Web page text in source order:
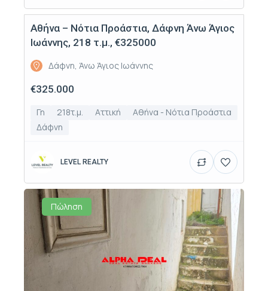
Πώληση
Αθήνα – Νότια Προάστια, Δάφνη Άνω Άγιος
Ιωάννης, 218 τ.μ., €325000
Δάφνη, Άνω Άγιος Ιωάννης
€325.000
Γη 218τ.μ. Αττική
Αθήνα - Νότια Προάστια
Δάφνη
LEVEL REALTY
Πώληση